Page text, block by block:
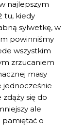
najlepszym
tu, kiedy
sylwetkę, w
powinniśmy
wszystkim
zrzucaniem
masy
jednocześnie
zdąży się do
ale
pamiętać o